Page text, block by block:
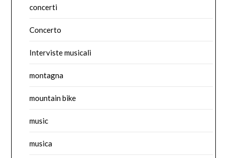
concerti
Concerto
Interviste musicali
montagna
mountain bike
music
musica